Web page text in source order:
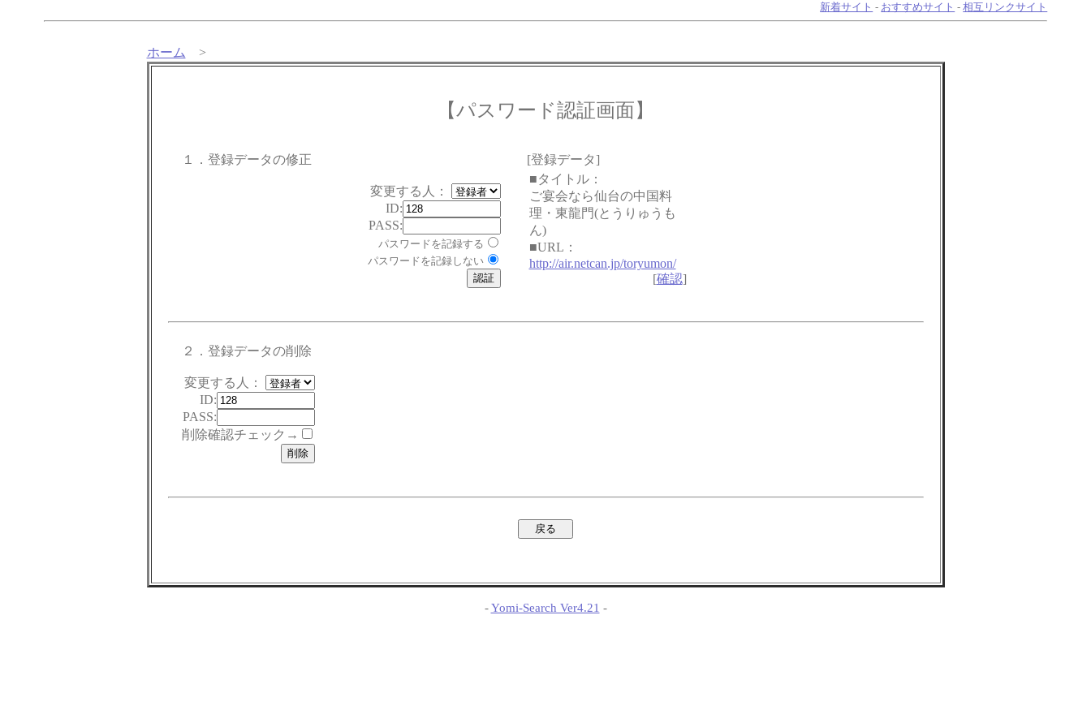
新着サイト - おすすめサイト -相互リンクサイト
ホーム >
【パスワード認証画面】
１．登録データの修正
変更する人：
ID:
PASS:
パスワードを記録する
パスワードを記録しない
[登録データ]
■タイトル：
ご宴会なら仙台の中国料
理・東龍門(とうりゅうも
ん)
■URL：
http://air.netcan.jp/toryumon/
[確認]
２．登録データの削除
変更する人：
ID:
PASS:
削除確認チェック→
-Yomi-Search Ver4.21 -